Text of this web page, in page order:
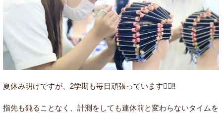
夏休み明けですが、2学期も毎日頑張っています✊🏻‼️
指先も鈍ることなく、計測をしても連休前と変わらないタイムを